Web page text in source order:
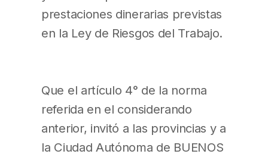
prestaciones dinerarias previstas
en la Ley de Riesgos del Trabajo.
Que el artículo 4° de la norma
referida en el considerando
anterior, invitó a las provincias y a
la Ciudad Autónoma de BUENOS